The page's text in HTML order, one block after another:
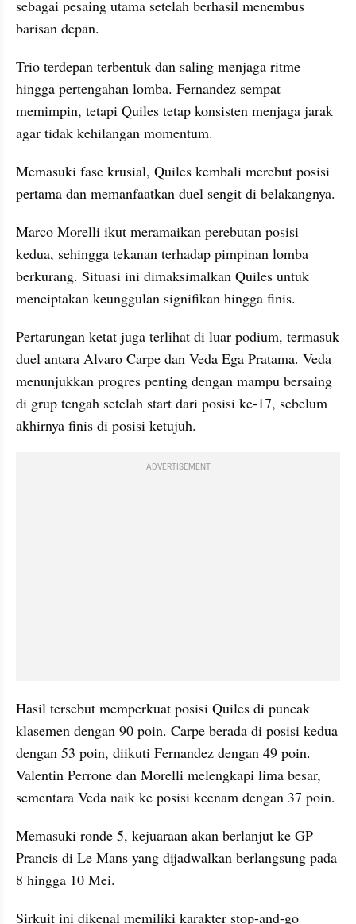
sebagai pesaing utama setelah berhasil menembus
barisan depan.
Trio terdepan terbentuk dan saling menjaga ritme
hingga pertengahan lomba. Fernandez sempat
memimpin, tetapi Quiles tetap konsisten menjaga jarak
agar tidak kehilangan momentum.
Memasuki fase krusial, Quiles kembali merebut posisi
pertama dan memanfaatkan duel sengit di belakangnya.
Marco Morelli ikut meramaikan perebutan posisi
kedua, sehingga tekanan terhadap pimpinan lomba
berkurang. Situasi ini dimaksimalkan Quiles untuk
menciptakan keunggulan signifikan hingga finis.
Pertarungan ketat juga terlihat di luar podium, termasuk
duel antara Alvaro Carpe dan Veda Ega Pratama. Veda
menunjukkan progres penting dengan mampu bersaing
di grup tengah setelah start dari posisi ke-17, sebelum
akhirnya finis di posisi ketujuh.
ADVERTISEMENT
Hasil tersebut memperkuat posisi Quiles di puncak
klasemen dengan 90 poin. Carpe berada di posisi kedua
dengan 53 poin, diikuti Fernandez dengan 49 poin.
Valentin Perrone dan Morelli melengkapi lima besar,
sementara Veda naik ke posisi keenam dengan 37 poin.
Memasuki ronde 5, kejuaraan akan berlanjut ke GP
Prancis di Le Mans yang dijadwalkan berlangsung pada
8 hingga 10 Mei.
Sirkuit ini dikenal memiliki karakter stop-and-go